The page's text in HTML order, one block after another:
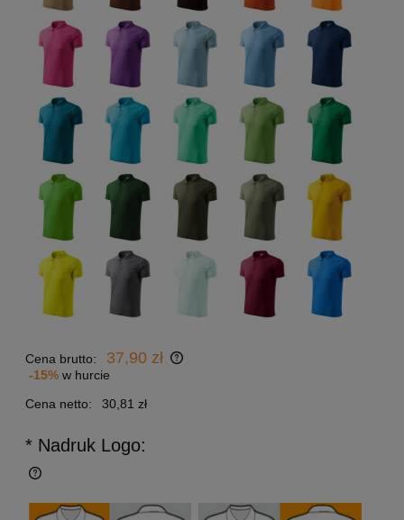
Cena brutto: 37,90 zł
-15% w hurcie
Cena netto:
30,81 zł
* Nadruk Logo: